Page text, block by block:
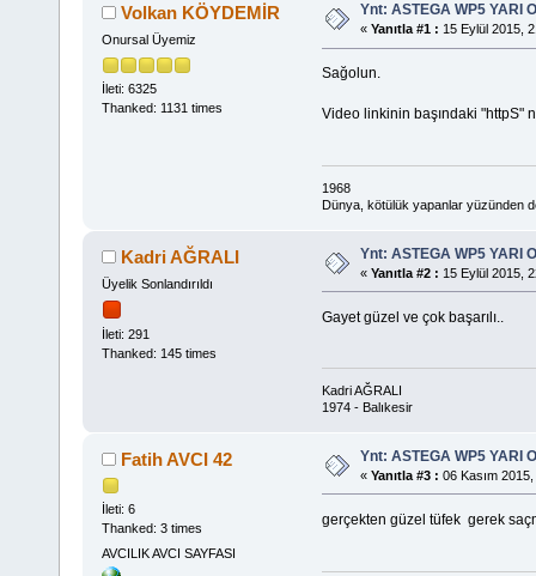
Volkan KÖYDEMİR
Onursal Üyemiz
İleti: 6325
Thanked: 1131 times
Ynt: ASTEGA WP5 YARI
« Yanıtla #1 : 15 Eylül 2015,
Sağolun.
Video linkinin başındaki "httpS"
1968
Dünya, kötülük yapanlar yüzünden
Kadri AĞRALI
Üyelik Sonlandırıldı
İleti: 291
Thanked: 145 times
Ynt: ASTEGA WP5 YARI
« Yanıtla #2 : 15 Eylül 2015,
Gayet güzel ve çok başarılı..
Kadri AĞRALI
1974 - Balıkesir
Fatih AVCI 42
İleti: 6
Thanked: 3 times
AVCILIK AVCI SAYFASI
Ynt: ASTEGA WP5 YARI
« Yanıtla #3 : 06 Kasım
gerçekten güzel tüfek gerek